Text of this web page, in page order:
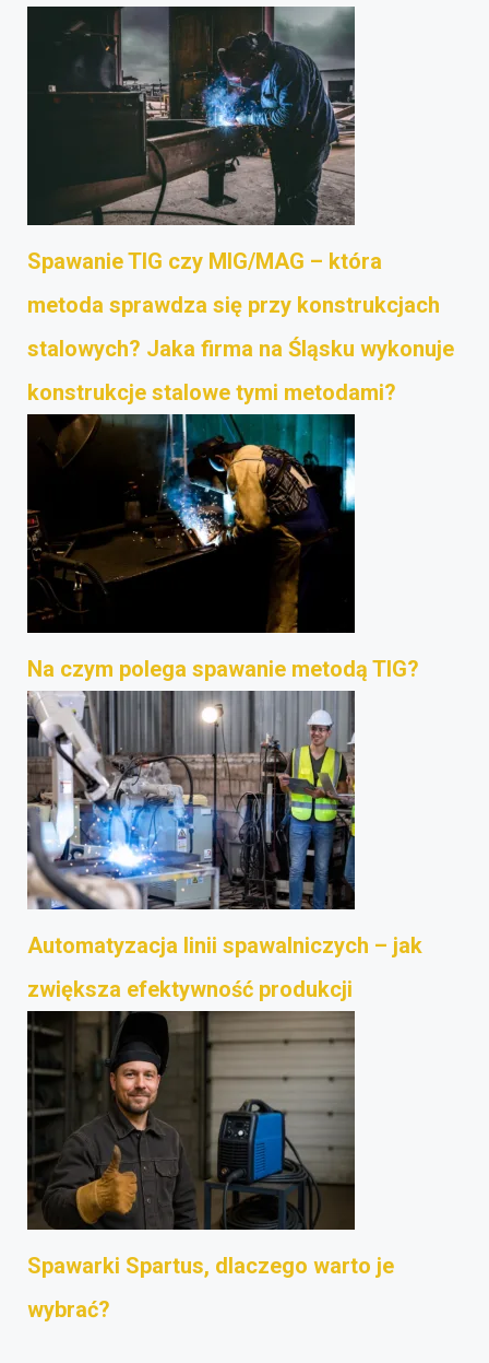
Spawanie TIG czy MIG/MAG – która
metoda sprawdza się przy konstrukcjach
stalowych? Jaka firma na Śląsku wykonuje
konstrukcje stalowe tymi metodami?
Na czym polega spawanie metodą TIG?
Automatyzacja linii spawalniczych – jak
zwiększa efektywność produkcji
Spawarki Spartus, dlaczego warto je
wybrać?